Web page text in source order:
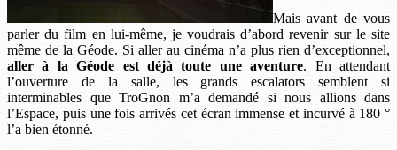
Mais avant de vous
parler du film en lui-même, je voudrais d’abord revenir sur le site
même de la Géode. Si aller au cinéma n’a plus rien d’exceptionnel,
aller à la Géode est déjà toute une aventure. En attendant
l’ouverture de la salle, les grands escalators semblent si
interminables que TroGnon m’a demandé si nous allions dans
l’Espace, puis une fois arrivés cet écran immense et incurvé à 180 °
l’a bien étonné.